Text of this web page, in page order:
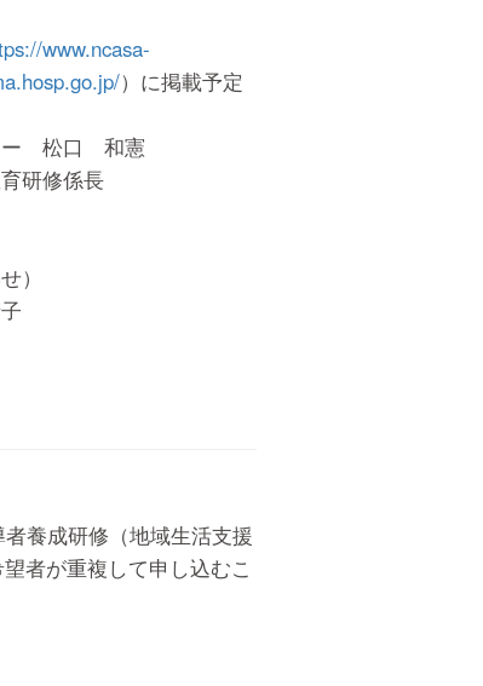
www.ncasa-
）に掲載予定
ー 松口 和憲
研修係長
）
養成研修（地域生活支援
者が重複して申し込むこ